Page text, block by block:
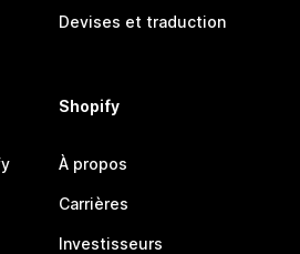
Devises et traduction
Shopify
À propos
Carrières
Investisseurs